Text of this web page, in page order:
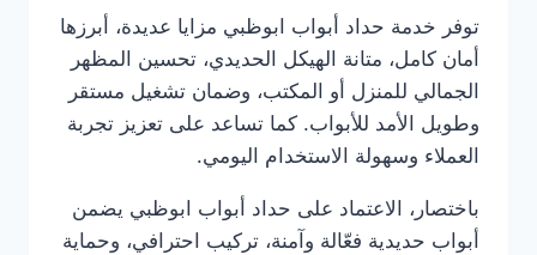
توفر خدمة حداد أبواب ابوظبي مزايا عديدة، أبرزها
أمان كامل، متانة الهيكل الحديدي، تحسين المظهر
الجمالي للمنزل أو المكتب، وضمان تشغيل مستقر
وطويل الأمد للأبواب. كما تساعد على تعزيز تجربة
العملاء وسهولة الاستخدام اليومي.
باختصار، الاعتماد على حداد أبواب ابوظبي يضمن
أبواب حديدية فعّالة وآمنة، تركيب احترافي، وحماية